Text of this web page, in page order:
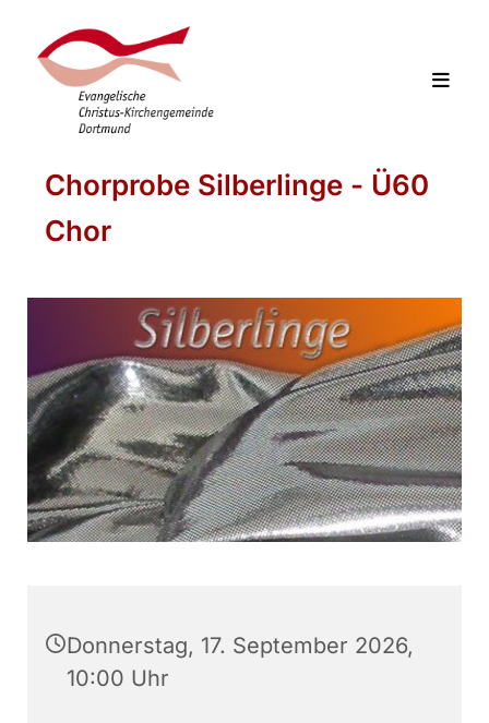
Chorprobe Silberlinge - Ü60
Chor
Donnerstag, 17. September 2026,
10:00 Uhr